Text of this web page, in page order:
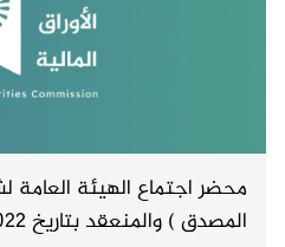
محضر اجتماع الهيئة
المصدق ) والمنعقد بتاريخ 17/1/2022